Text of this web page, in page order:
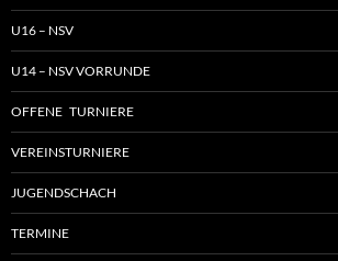
U16 – NSV
U14 – NSV VORRUNDE
OFFENE TURNIERE
VEREINSTURNIERE
JUGENDSCHACH
TERMINE